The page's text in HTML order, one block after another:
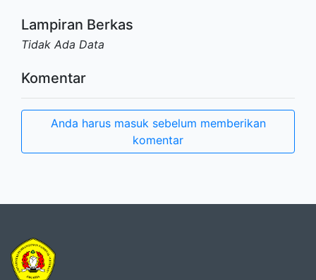
Lampiran Berkas
Tidak Ada Data
Komentar
Anda harus masuk sebelum memberikan
komentar